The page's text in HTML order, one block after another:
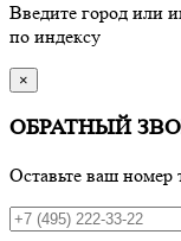
Введите город или
по индексу
×
ОБРАТНЫЙ
Оставьте ваш номер